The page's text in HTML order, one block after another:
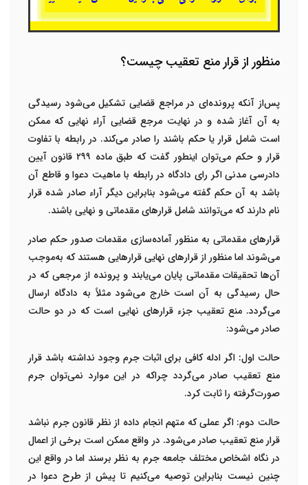
منظور از قرار منع تعقیب چیست؟
پس‌از آنکه پرونده‌ای در مراجع قضایی تشکیل می‌شود رسیدگی
به آن آغاز شده و در نهایت مرجع قضایی آراء نهایی که ممکن
است شامل قرار یا حکم باشند را صادر می‌کند. در رابطه با تفاوت
قرار و حکم می‌توان اینطور گفت که طبق ماده ۲۹۹
قانون آیین
دادرسی مدنی اگر رای دادگاه در رابطه با ماهیت دعوا و قاطع آن
باشد به آن حکم گفته می‌شود بنابراین دیگر آراء صادر شده قرار
نام دارند که می‌توانند شامل قرارهای مقدماتی و نهایی باشند.
قرارهای مقدماتی به منظور آماده‌سازی مقدمات صدور حکم صادر
می‌شوند اما منظور از قرارهای نهایی قرارهایی هستند که به‌موجب
آن‌ها تحقیقات مقدماتی پایان می‌یابند و پرونده از مرجعی که در
حال رسیدگی به آن است خارج می‌شود مثلاً به دادگاه ارسال
می‌گردد. منع تعقیب جزء قرارهای نهایی است که در دو حالت
صادر می‌شود:
حالت اول: اگر ادله کافی برای اثبات جرم وجود نداشته باشد قرار
منع تعقیب صادر می‌گردد چراکه در این موارد نمی‌توان جرم
صورت‌گرفته را ثابت کرد.
حالت دوم: اگر عملی که متهم انجام داده از نظر قانون جرم نباشد
قرار منع تعقیب صادر می‌شود. در واقع ممکن است برخی از اعمال
در نگاه اشخاص مختلف جامعه جرم به نظر برسند اما در واقع این
چنین نیست بنابراین توصیه می‌کنیم تا پیش از طرح دعوا در